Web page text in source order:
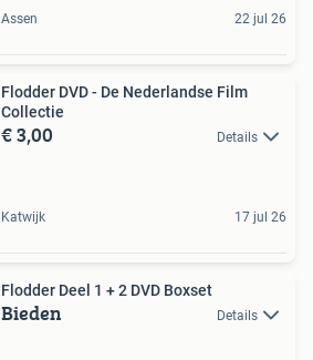
Assen 22 jul 26
Flodder DVD - De Nederlandse Film
Collectie
€ 3,00 Details
Katwijk 17 jul 26
Flodder Deel 1 + 2 DVD Boxset
Bieden Details